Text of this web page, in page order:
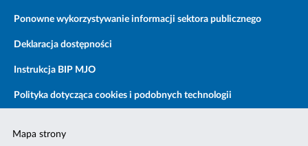
Ponowne wykorzystywanie informacji sektora publicznego
Deklaracja dostępności
Instrukcja BIP MJO
Polityka dotycząca cookies i podobnych technologii
Mapa strony